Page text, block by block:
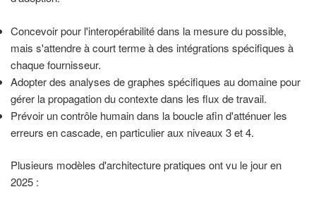
Concevoir pour l'interopérabilité dans la mesure du possible,
mais s'attendre à court terme à des intégrations spécifiques à
chaque fournisseur.
Adopter des analyses de graphes spécifiques au domaine pour
gérer la propagation du contexte dans les flux de travail.
Prévoir un contrôle humain dans la boucle afin d'atténuer les
erreurs en cascade, en particulier aux niveaux 3 et 4.
Plusieurs modèles d'architecture pratiques ont vu le jour en
2025 :